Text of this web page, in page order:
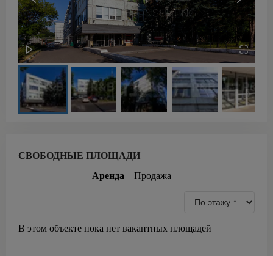
СВОБОДНЫЕ ПЛОЩАДИ
Аренда
Продажа
В этом объекте пока нет вакантных площадей